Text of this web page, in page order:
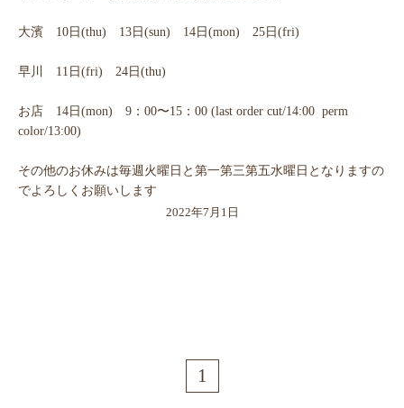
大濱 10日(thu) 13日(sun) 14日(mon) 25日(fri)
早川 11日(fri) 24日(thu)
お店 14日(mon) 9：00〜15：00 (last order cut/14:00 perm
color/13:00)
その他のお休みは毎週火曜日と第一第三第五水曜日となりますの
でよろしくお願いします
2022年7月1日
1